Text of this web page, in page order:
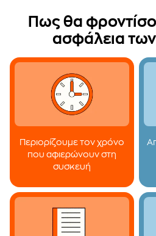
Πως θα
ασφάλεια των
Περιορίζουμε τον χρόνο
που αφιερώνουν στη
συσκευή